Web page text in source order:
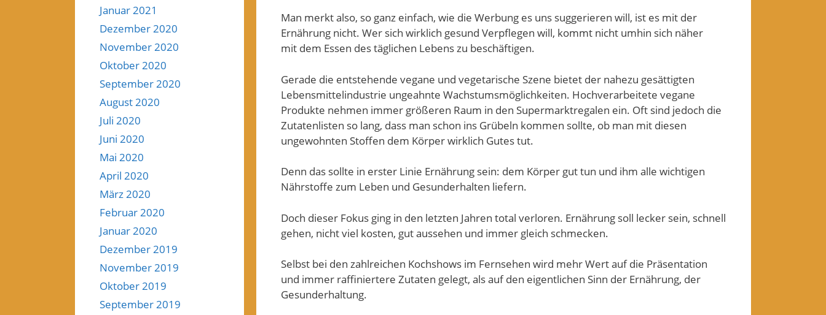
Man merkt also, so ganz einfach, wie die Werbung es uns suggerieren will, ist es mit der
Ernährung nicht. Wer sich wirklich gesund Verpflegen will, kommt nicht umhin sich näher
mit dem Essen des täglichen Lebens zu beschäftigen.
Gerade die entstehende vegane und vegetarische Szene bietet der nahezu gesättigten
Lebensmittelindustrie ungeahnte Wachstumsmöglichkeiten. Hochverarbeitete vegane
Produkte nehmen immer größeren Raum in den Supermarktregalen ein. Oft sind jedoch die
Zutatenlisten so lang, dass man schon ins Grübeln kommen sollte, ob man mit diesen
ungewohnten Stoffen dem Körper wirklich Gutes tut.
Denn das sollte in erster Linie Ernährung sein: dem Körper gut tun und ihm alle wichtigen
Nährstoffe zum Leben und Gesunderhalten liefern.
Doch dieser Fokus ging in den letzten Jahren total verloren. Ernährung soll lecker sein, schnell
gehen, nicht viel kosten, gut aussehen und immer gleich schmecken.
Selbst bei den zahlreichen Kochshows im Fernsehen wird mehr Wert auf die Präsentation
und immer raffiniertere Zutaten gelegt, als auf den eigentlichen Sinn der Ernährung, der
Gesunderhaltung.
Januar 2021
Dezember 2020
November 2020
Oktober 2020
September 2020
August 2020
Juli 2020
Juni 2020
Mai 2020
April 2020
März 2020
Februar 2020
Januar 2020
Dezember 2019
November 2019
Oktober 2019
September 2019